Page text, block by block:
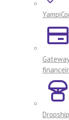
Yampi